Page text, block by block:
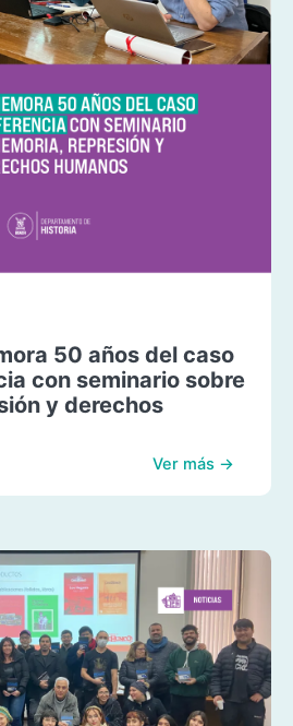
50 años del caso
con seminario sobre
y derechos
Ver más →